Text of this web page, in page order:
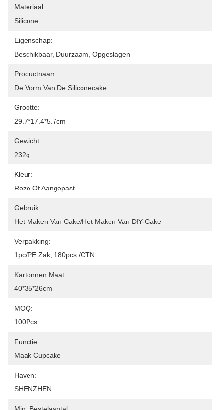
Materiaal:
Silicone
Eigenschap:
Beschikbaar, Duurzaam, Opgeslagen
Productnaam:
De Vorm Van De Siliconecake
Grootte:
29.7*17.4*5.7cm
Gewicht:
232g
Kleur:
Roze Of Aangepast
Gebruik:
Het Maken Van Cake/het Maken Van DIY-Cake
Verpakking:
1pc/PE Zak; 180pcs /CTN
Kartonnen Maat:
40*35*26cm
MOQ:
100Pcs
Functie:
Maak Cupcake
Haven:
SHENZHEN